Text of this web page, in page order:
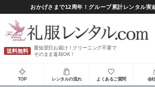
おかげさまで12周年！グループ累計レンタル実
送料無料
最短翌日お届け！クリーニング不要で
そのまま返却OK！
TOP レンタルの流れ よくあるご質問 会